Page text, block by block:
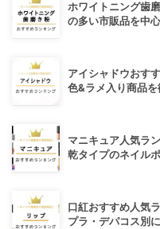
ホワイトニング歯
の多い市販品を中
アイシャドウおす
色&ラメ入り商品を
マニキュア人気ラ
乾タイプのネイル
口紅おすすめ人気
プラ・デパコス別